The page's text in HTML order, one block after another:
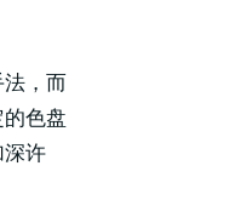
法，而
色盘
深许